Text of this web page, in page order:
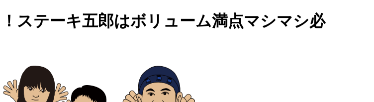
ステーキ五郎はボリューム満点マシマシ必